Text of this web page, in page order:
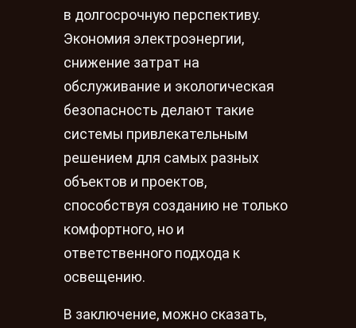
в долгосрочную перспективу.
Экономия электроэнергии,
снижение затрат на
обслуживание и экологическая
безопасность делают такие
системы привлекательным
решением для самых разных
объектов и проектов,
способствуя созданию не только
комфортного, но и
ответственного подхода к
освещению.
В заключение, можно сказать,